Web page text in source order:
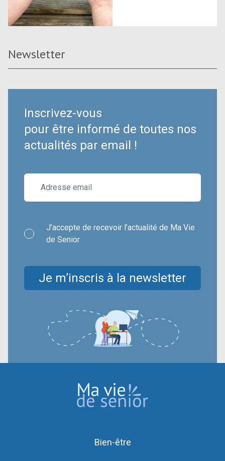
Newsletter
Inscrivez-vous
pour être informé de toutes nos
actualités par email !
J’accepte de recevoir l’actualité de Ma Vie
de Senior
Je m’inscris à la newsletter
Bien-être